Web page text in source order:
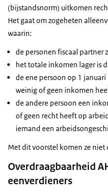
(bijstandsnorm) uitkomen
Het gaat om zogeheten
waarin:
de personen fiscaal partner
het totale inkomen lager is
de ene persoon op 1
weinig of geen inkomen
de andere persoon een
of geen recht heeft op
iemand een
Met dit voorstel komen ze
Overdraagbaarheid
eenverdieners